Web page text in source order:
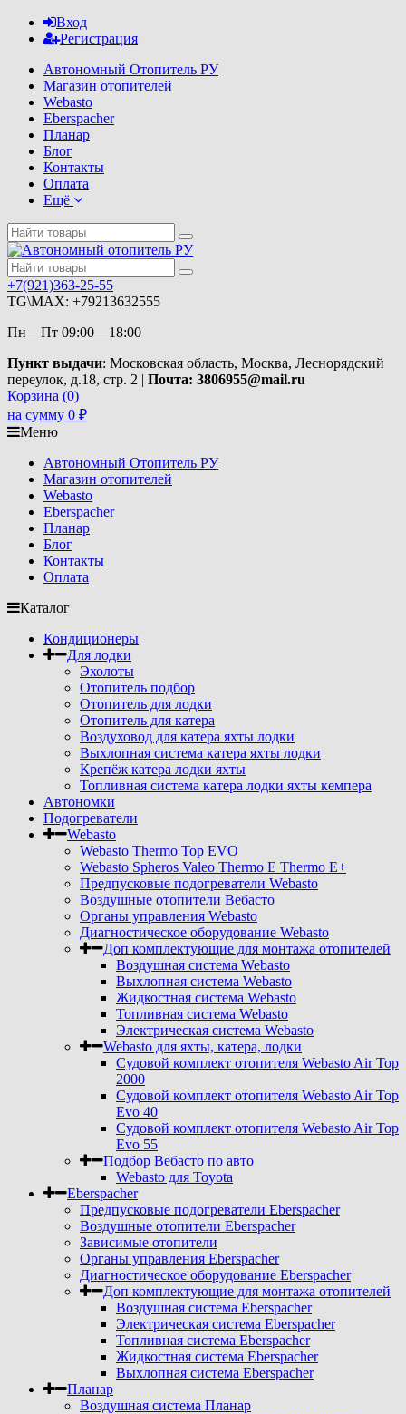
Вход
Регистрация
Автономный Отопитель РУ
Магазин отопителей
Webasto
Eberspacher
Планар
Блог
Контакты
Оплата
Ещё
+7(921)363-25-55
TG\MAX: +79213632555
Пн—Пт 09:00—18:00
Пункт выдачи: Московская область, Москва, Леснорядский
переулок, д.18, стр. 2 | Почта: 3806955@mail.ru
Корзина (0)
на сумму 0 ₽
Меню
Автономный Отопитель РУ
Магазин отопителей
Webasto
Eberspacher
Планар
Блог
Контакты
Оплата
Каталог
Кондиционеры
Для лодки
Эхолоты
Отопитель подбор
Отопитель для лодки
Отопитель для катера
Воздуховод для катера яхты лодки
Выхлопная система катера яхты лодки
Крепёж катера лодки яхты
Топливная система катера лодки яхты кемпера
Автономки
Подогреватели
Webasto
Webasto Thermo Top EVO
Webasto Spheros Valeo Thermo E Thermo E+
Предпусковые подогреватели Webasto
Воздушные отопители Вебасто
Органы управления Webasto
Диагностическое оборудование Webasto
Доп комплектующие для монтажа отопителей
Воздушная система Webasto
Выхлопная система Webasto
Жидкостная система Webasto
Топливная система Webasto
Электрическая система Webasto
Webasto для яхты, катера, лодки
Судовой комплект отопителя Webasto Air Top
2000
Судовой комплект отопителя Webasto Air Top
Evo 40
Судовой комплект отопителя Webasto Air Top
Evo 55
Подбор Вебасто по авто
Webasto для Toyota
Eberspacher
Предпусковые подогреватели Eberspacher
Воздушные отопители Eberspacher
Зависимые отопители
Органы управления Eberspacher
Диагностическое оборудование Eberspacher
Доп комплектующие для монтажа отопителей
Воздушная система Eberspacher
Электрическая система Eberspacher
Топливная система Eberspacher
Жидкостная система Eberspacher
Выхлопная система Eberspacher
Планар
Воздушная система Планар